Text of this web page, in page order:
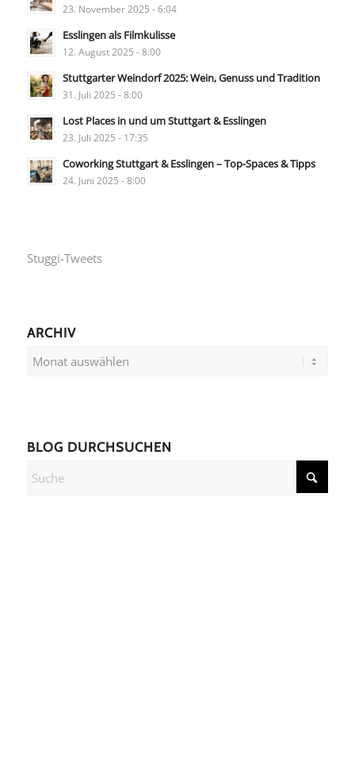
23. November 2025 - 6:04
Esslingen als Filmkulisse
12. August 2025 - 8:00
Stuttgarter Weindorf 2025: Wein, Genuss und Tradition
31. Juli 2025 - 8:00
Lost Places in und um Stuttgart & Esslingen
23. Juli 2025 - 17:35
Coworking Stuttgart & Esslingen – Top-Spaces & Tipps
24. Juni 2025 - 8:00
Stuggi-Tweets
ARCHIV
BLOG DURCHSUCHEN